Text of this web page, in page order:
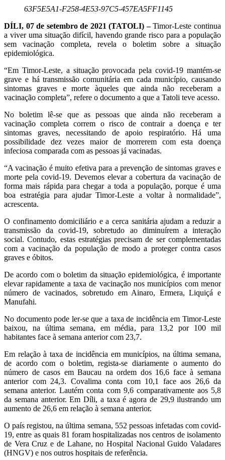
63F5E5A1-F258-4E53-97C5-457EA5FF1145
DÍLI, 07 de setembro de 2021 (TATOLI) –Timor-Leste continua
a viver uma situação difícil, havendo grande risco para a população
sem vacinação completa, revela o boletim sobre a situação
epidemiológica.
“Em Timor-Leste, a situação provocada pela covid-19 mantém-se
grave e há transmissão comunitária em cada município, causando
sintomas graves e morte àqueles que ainda não receberam a
vacinação completa”, refere o documento a que a Tatoli teve acesso.
No boletim lê-se que as pessoas que ainda não receberam a
vacinação completa correm o risco de contrair a doença e ter
sintomas graves, necessitando de apoio respiratório. Há uma
possibilidade dez vezes maior de morrerem com esta doença
infeciosa comparada com as pessoas já vacinadas.
“A vacinação é muito efetiva para a prevenção de sintomas graves e
morte pela covid-19. Devemos elevar a cobertura da vacinação de
forma mais rápida para chegar a toda a população, porque é uma
boa estratégia para ajudar Timor-Leste a voltar à normalidade”,
acrescenta.
O confinamento domiciliário e a cerca sanitária ajudam a reduzir a
transmissão da covid-19, sobretudo ao diminuírem a interação
social. Contudo, estas estratégias precisam de ser complementadas
com a vacinação da população de modo a proteger contra casos
graves e óbitos.
De acordo com o boletim da situação epidemiológica, é importante
elevar rapidamente a taxa de vacinação nos municípios com menor
número de vacinados, sobretudo em Ainaro, Ermera, Liquiçá e
Manufahi.
No documento pode ler-se que a taxa de incidência em Timor-Leste
baixou, na última semana, em média, para 13,2 por 100 mil
habitantes face à semana anterior com 23,7.
Em relação à taxa de incidência em municípios, na última semana,
de acordo com o boletim, regista-se diariamente o aumento do
número de casos em Baucau na ordem dos 16,6 face à semana
anterior com 24,3. Covalima conta com 10,1 face aos 26,6 da
semana anterior. Lautém conta com 9,6 comparativamente aos 5,8
da semana anterior. Em Díli, a taxa é agora de 29,9 ilustrando um
aumento de 26,6 em relação à semana anterior.
O país registou, na última semana, 552 pessoas infetadas com covid-
19, entre as quais 81 foram hospitalizadas nos centros de isolamento
de Vera Cruz e de Lahane, no Hospital Nacional Guido Valadares
(HNGV) e nos outros hospitais de referência.